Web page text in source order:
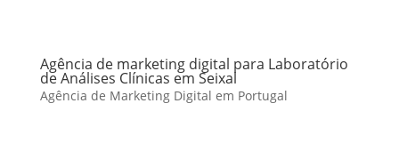
Agência de marketing digital para Laboratório
de Análises Clínicas em Seixal
Agência de Marketing Digital em Portugal